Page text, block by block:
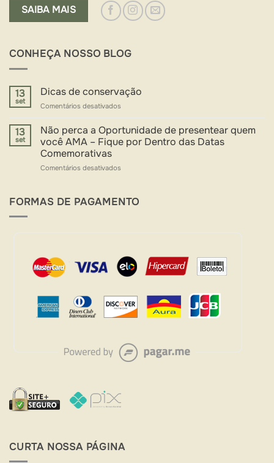
SAIBA MAIS
CONHEÇA NOSSO BLOG
13
set
Dicas de conservação
Comentários desativados
de
conservação
13
set
Não perca a Oportunidade de presentear quem
você AMA – Fique por Dentro das Datas
Comemorativas
Comentários desativados
a
AMA
–
Dentro
das
FORMAS DE PAGAMENTO
CURTA NOSSA PÁGINA